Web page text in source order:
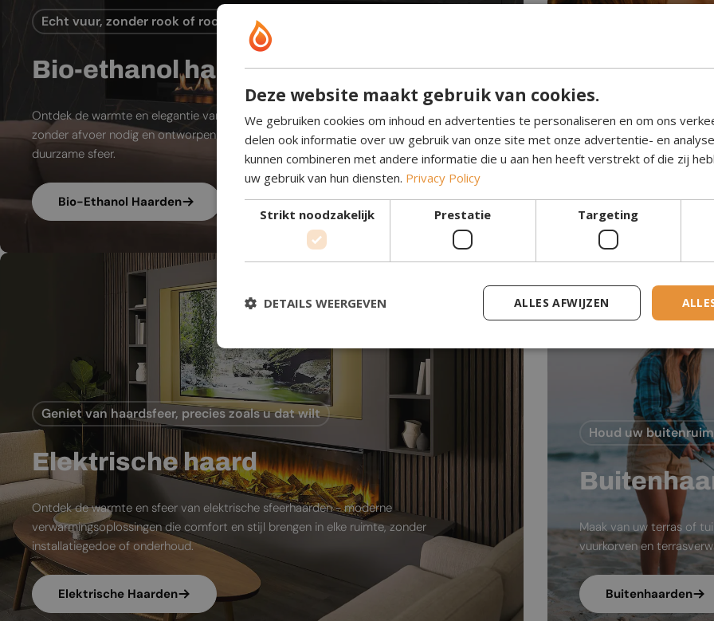
Echt vuur, zonder rook of rookkanaal
Bio-ethanol haard
Ontdek de warmte en elegantie van bio-ethanol sfeerhaarden. Schoon brandend,
zonder afvoer nodig en ontworpen voor moderne leefruimtes. Geef elke kamer een
duurzame sfeer.
Bio-Ethanol Haarden
Waterdamp haarden
Perfect voor elke
eenvoudig in gebruik.
Waterdamp
Geniet van haardsfeer, precies zoals u dat wilt
Elektrische haard
Ontdek de warmte en sfeer van elektrische sfeerhaarden - moderne
verwarmingsoplossingen die comfort en stijl brengen in elke ruimte, zonder
installatiegedoe of onderhoud.
Elektrische Haarden
Houd uw
Maak van uw terras of
vuurkorven en
Buitenhaarden
Deze website maakt gebruik van cookies.
We gebruiken cookies om inhoud en advertenties te personaliseren en om ons
delen ook informatie over uw gebruik van onze site met onze advertentie- en
kunnen combineren met andere informatie die u aan hen heeft verstrekt of die zij
uw gebruik van hun diensten. Privacy Policy
Strikt noodzakelijk Prestatie Targeting
ALLES AFWIJZEN
DETAILS WEERGEVEN